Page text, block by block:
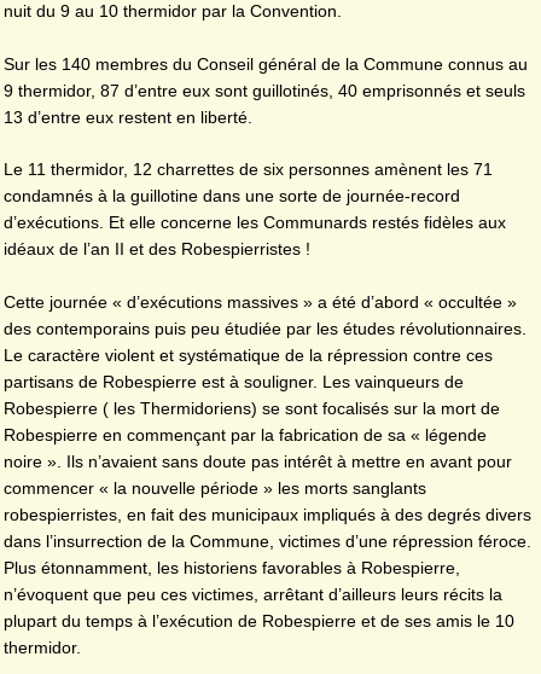
nuit du 9 au 10 thermidor par la Convention.
Sur les 140 membres du Conseil général de la Commune connus au
9 thermidor, 87 d’entre eux sont guillotinés, 40 emprisonnés et seuls
13 d’entre eux restent en liberté.
Le 11 thermidor, 12 charrettes de six personnes amènent les 71
condamnés à la guillotine dans une sorte de journée-record
d’exécutions. Et elle concerne les Communards restés fidèles aux
idéaux de l’an II et des Robespierristes !
Cette journée « d’exécutions massives » a été d’abord « occultée »
des contemporains puis peu étudiée par les études révolutionnaires.
Le caractère violent et systématique de la répression contre ces
partisans de Robespierre est à souligner. Les vainqueurs de
Robespierre ( les Thermidoriens) se sont focalisés sur la mort de
Robespierre en commençant par la fabrication de sa « légende
noire ». Ils n’avaient sans doute pas intérêt à mettre en avant pour
commencer « la nouvelle période » les morts sanglants
robespierristes, en fait des municipaux impliqués à des degrés divers
dans l’insurrection de la Commune, victimes d’une répression féroce.
Plus étonnamment, les historiens favorables à Robespierre,
n’évoquent que peu ces victimes, arrêtant d’ailleurs leurs récits la
plupart du temps à l’exécution de Robespierre et de ses amis le 10
thermidor.